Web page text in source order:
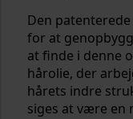
Den
for at
at finde i denne
hårolie, der
hårets indre
siges at være en